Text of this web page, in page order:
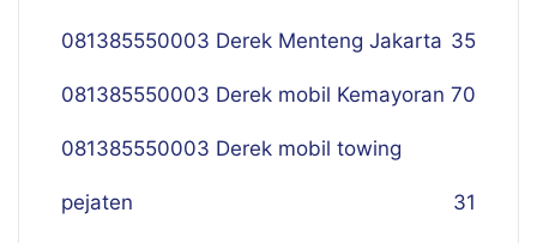
081385550003 Derek Menteng Jakarta 35
081385550003 Derek mobil Kemayoran 70
081385550003 Derek mobil towing
pejaten 31